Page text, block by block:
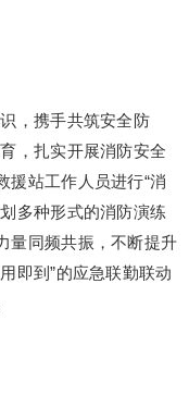
，携手共筑安全防
，扎实开展消防安全
援站工作人员进行“消
多种形式的消防演练
量同频共振，不断提升
即到”的应急联勤联动